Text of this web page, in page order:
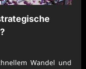
Wandel und